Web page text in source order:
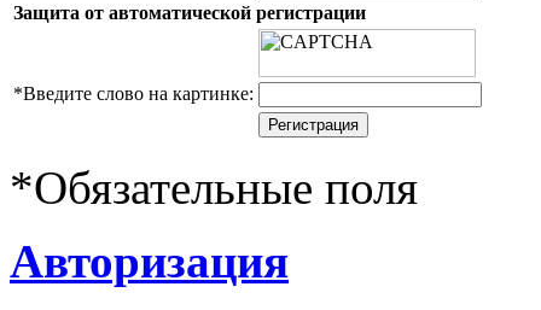
Защита от автоматической регистрации
*Введите слово на картинке:
*Обязательные поля
Авторизация